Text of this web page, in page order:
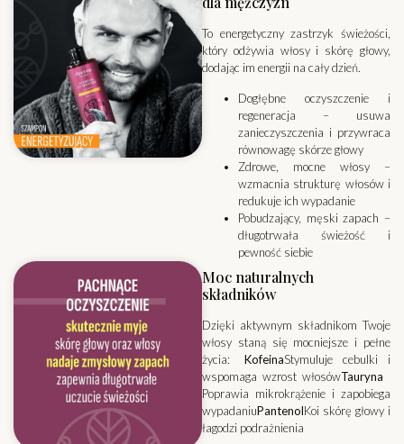
To energetyczny zastrzyk świeżości,
który odżywia włosy i skórę głowy,
dodając im energii na cały dzień.
Dogłębne oczyszczenie i
regeneracja – usuwa
zanieczyszczenia i przywraca
równowagę skórze głowy
Zdrowe, mocne włosy –
wzmacnia strukturę włosów i
redukuje ich wypadanie
Pobudzający, męski zapach –
długotrwała świeżość i
pewność siebie
Moc naturalnych
składników
Dzięki aktywnym składnikom Twoje
włosy staną się mocniejsze i pełne
życia: KofeinaStymuluje cebulki i
wspomaga wzrost włosówTauryna
Poprawia mikrokrążenie i zapobiega
wypadaniuPantenolKoi skórę głowy i
łagodzi podrażnienia